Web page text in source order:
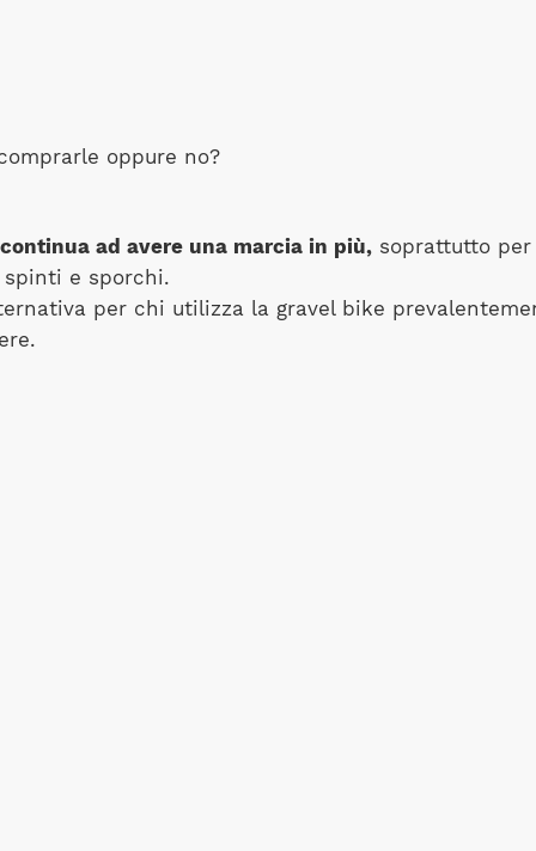
oppure no?
ad avere una marcia in più, soprattutto
e sporchi.
per chi utilizza la gravel bike